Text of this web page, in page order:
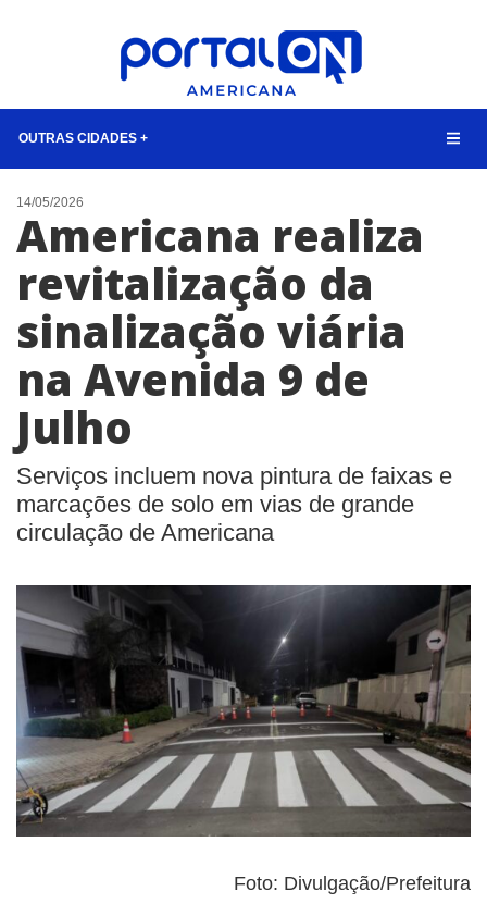
OUTRAS CIDADES +
NOTÍCIAS
LISTA DIGITAL
CONTATO
ANUNCIE
14/05/2026
Americana realiza
revitalização da
sinalização viária
na Avenida 9 de
Julho
Serviços incluem nova pintura de faixas e
marcações de solo em vias de grande
circulação de Americana
Foto: Divulgação/Prefeitura